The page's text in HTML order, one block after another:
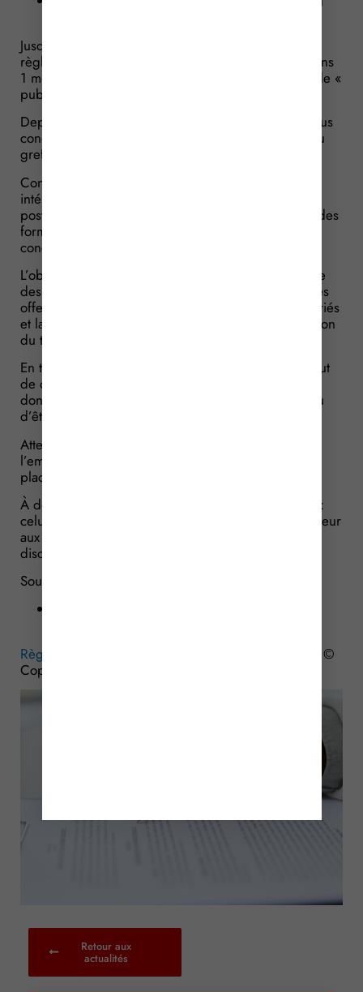
Jusqu’à présent, la date d’entrée en vigueur du
règlement intérieur devait être postérieure d’au moins
1 mois à l’accomplissement de ces formalités dites de «
publicité ».
Depuis le 28 mai 2026, l’entrée en vigueur n’est plus
conditionnée par le dépôt du règlement intérieur au
greffe du conseil de prud’hommes.
Concrètement, l’entrée en vigueur du règlement
intérieur doit seulement être fixée à une date
postérieure d’au moins 1 mois à l’accomplissement des
formalités de publicité auprès des personnes
concernées.
L’objectif est de simplifier les démarches à la charge
des entreprises, sans remettre en cause les garanties
offertes aux salariés. En effet, l’information des salariés
et la transmission du règlement intérieur à l’inspection
du travail restent obligatoires.
En toute logique, la sanction prévue en cas de défaut
de dépôt au greffe du conseil de prud’hommes est
donc également supprimée, puisqu’elle n’a plus lieu
d’être.
Attention : cette simplification ne dispense pas
l’employeur de respecter la procédure de mise en
place du règlement intérieur.
À défaut, il s’expose toujours à un risque important :
celui de ne pas pouvoir opposer le règlement intérieur
aux salariés, notamment pour justifier une sanction
disciplinaire.
Sources :
Règlement intérieur de l’entreprise : du nouveau
– ©
Copyright WebLex
Retour aux
actualités